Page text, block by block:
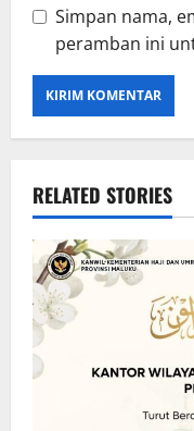
Simpan nama,
peramban ini
RELATED STORIES